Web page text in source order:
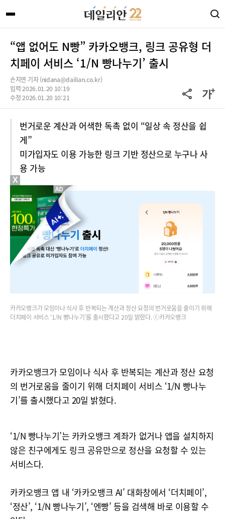
“앱 없어도 N빵” 카카오뱅크, 링크 공유형 더
치페이 서비스 ‘1/N 빵나누기’ 출시
손지연 기자 (nidana@dailian.co.kr)
입력 2026.01.20 10:19
수정 2026.01.20 10:21
번거로운 계산과 어색한 독촉 없이 “일상 속 정산을 쉽
게”
미가입자도 이용 가능한 링크 기반 정산으로 누구나 사
용 가능
카카오뱅크가 모임이나 식사 후 반복되는 계산과 정산 요청의 번거로움을 줄이기 위해
더치페이 서비스 ‘1/N 빵나누기’를 출시했다고 20일 밝혔다. ⓒ카카오뱅크
카카오뱅크가 모임이나 식사 후 반복되는 계산과 정산 요청
의 번거로움을 줄이기 위해 더치페이 서비스 ‘1/N 빵나누
기’를 출시했다고 20일 밝혔다.
‘1/N 빵나누기’는 카카오뱅크 계좌가 없거나 앱을 설치하지
않은 친구에게도 링크 공유만으로 정산을 요청할 수 있는
서비스다.
카카오뱅크 앱 내 ‘카카오뱅크 AI’ 대화창에서 ‘더치페이’,
‘정산’, ‘1/N 빵나누기’, ‘엔빵’ 등을 검색해 바로 이용할 수
X